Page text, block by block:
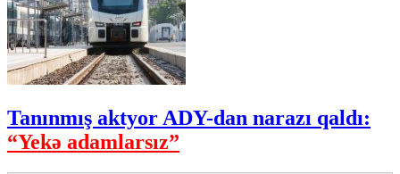
Tanınmış aktyor ADY-dan narazı qaldı:
“Yekə adamlarsız”